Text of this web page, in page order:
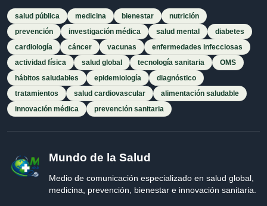
salud pública medicina bienestar
nutrición
prevención
investigación médica salud mental
diabetes
cardiología
cáncer vacunas
enfermedades infecciosas
actividad física
salud global tecnología sanitaria
OMS
hábitos saludables
epidemiología
diagnóstico
tratamientos
salud cardiovascular
alimentación saludable
innovación médica
prevención sanitaria
Mundo de la Salud
Medio de comunicación especializado en salud global,
medicina, prevención, bienestar e innovación sanitaria.